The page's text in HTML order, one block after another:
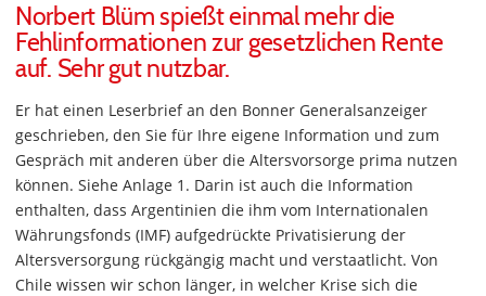
Norbert Blüm spießt einmal mehr die
Fehlinformationen zur gesetzlichen Rente
auf. Sehr gut nutzbar.
Er hat einen Leserbrief an den Bonner Generalsanzeiger
geschrieben, den Sie für Ihre eigene Information und zum
Gespräch mit anderen über die Altersvorsorge prima nutzen
können. Siehe Anlage 1. Darin ist auch die Information
enthalten, dass Argentinien die ihm vom Internationalen
Währungsfonds (IMF) aufgedrückte Privatisierung der
Altersversorgung rückgängig macht und verstaatlicht. Von
Chile wissen wir schon länger, in welcher Krise sich die